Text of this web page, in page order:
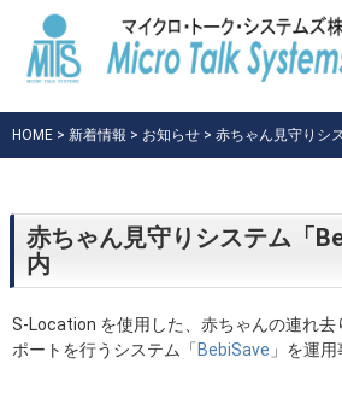
HOME > 新着情報 > お知らせ > 赤ちゃん見守りシ
赤ちゃん見守りシステム「
内
S-Location を使用した、赤ちゃんの連れ
ポートを行うシステム「 BebiSave 」を運